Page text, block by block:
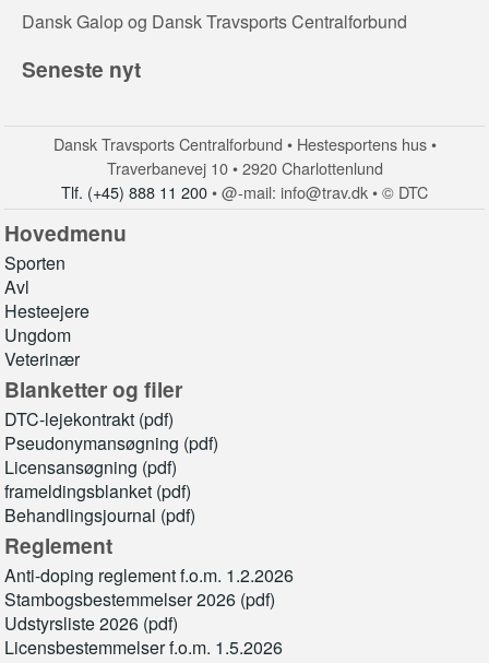
Dansk Galop og Dansk Travsports Centralforbund
Seneste nyt
Dansk Travsports Centralforbund • Hestesportens hus •
Traverbanevej 10 • 2920 Charlottenlund
Tlf. (+45) 888 11 200• @-mail: info@trav.dk • © DTC
Hovedmenu
Sporten
Avl
Hesteejere
Ungdom
Veterinær
Blanketter og filer
DTC-lejekontrakt (pdf)
Pseudonymansøgning (pdf)
Licensansøgning (pdf)
frameldingsblanket (pdf)
Behandlingsjournal (pdf)
Reglement
Anti-doping reglement f.o.m. 1.2.2026
Stambogsbestemmelser 2026 (pdf)
Udstyrsliste 2026 (pdf)
Licensbestemmelser f.o.m. 1.5.2026